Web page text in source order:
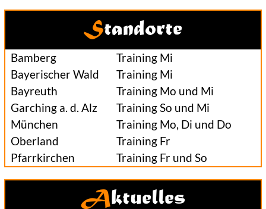
Standorte
Bamberg
Training Mi
Bayerischer Wald
Training Mi
Bayreuth
Training Mo und Mi
Garching a. d. Alz
Training So und Mi
München
Training Mo, Di und Do
Oberland
Training Fr
Pfarrkirchen
Training Fr und So
Aktuelles